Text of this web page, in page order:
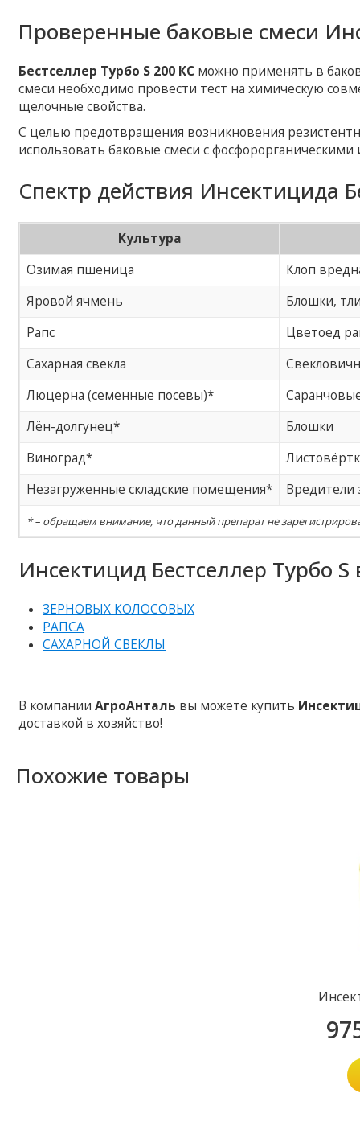
Проверенные баковые смеси
Бестселлер Турбо S 200 КС можно применять в
смеси необходимо провести тест на химическую
щелочные свойства.
С целью предотвращения возникновения
использовать баковые смеси с
Спектр действия Инсектицида
Культура
Озимая пшеница
Клоп
Яровой ячмень
Блошки,
Рапс
Цветоед
Сахарная свекла
Люцерна (семенные посевы)*
Лён-долгунец*
Блошки
Виноград*
Незагруженные складские помещения*
Вредители
* – обращаем внимание, что данный препарат не
Инсектицид Бестселлер Турбо
ЗЕРНОВЫХ КОЛОСОВЫХ
РАПСА
САХАРНОЙ СВЕКЛЫ
В компанииАгроАнталь вы можете купить
доставкой в ​​хозяйство!
Похожие товары